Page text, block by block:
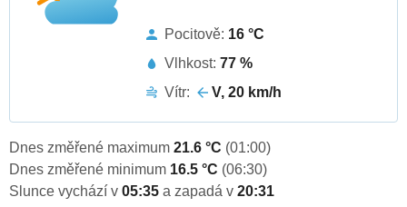
Pocitově: 16 °C
Vlhkost: 77 %
Vítr:
V, 20 km/h
Dnes změřené maximum 21.6 °C (01:00)
Dnes změřené minimum 16.5 °C (06:30)
Slunce vychází v 05:35 a zapadá v 20:31